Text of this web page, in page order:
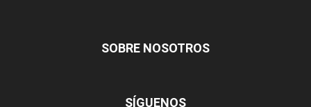
SOBRE NOSOTROS
SÍGUENOS